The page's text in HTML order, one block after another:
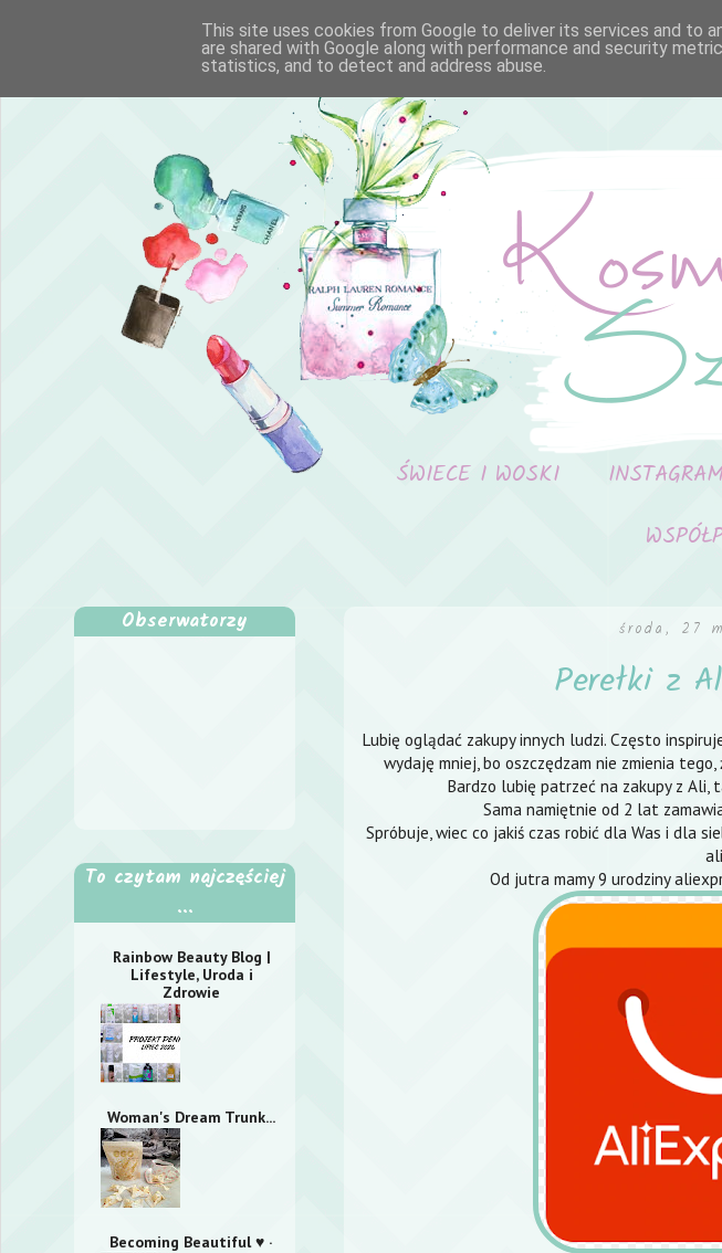
ŚWIECE I WOSKI
środa, 27
Perełki z
Lubię oglądać zakupy innych ludzi. Często
wydaję mniej, bo oszczędzam nie zmienia
Bardzo lubię patrzeć na zakupy z Ali,
Sama namiętnie od 2 lat
Spróbuje, wiec co jakiś czas robić dla Was i dla
Od jutra mamy 9 urodziny
Obserwatorzy
To czytam najczęściej
...
Rainbow Beauty Blog |
Lifestyle, Uroda i
Zdrowie
Woman's Dream Trunk...
Becoming Beautiful ♥ ·
This site uses cookies from Google to deliver its services and to
are shared with Google along with performance and security
statistics, and to detect and address abuse.